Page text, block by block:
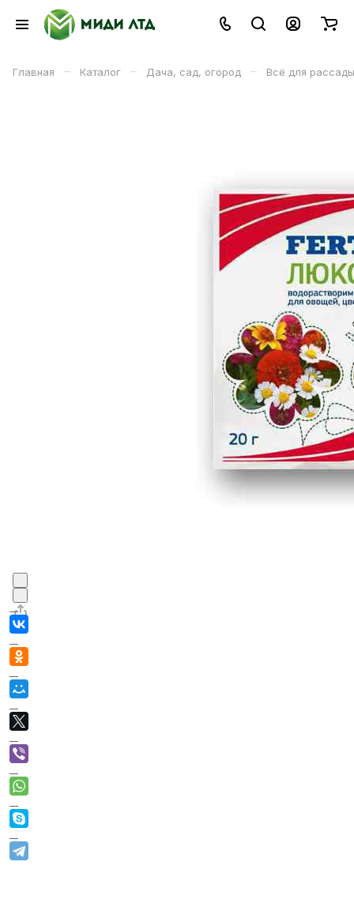
Главная – Каталог – Дача, сад, огород – Всё для рассады